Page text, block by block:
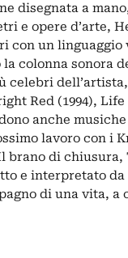
disegnata a
e opere d’arte,
con un linguaggio
colonna sonora
celebri
Red (1994),
anche
lavoro con i
brano di chiusura,
e interpretato da
di una vita, a